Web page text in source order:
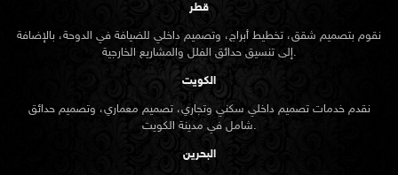
قطر
نقوم بتصميم شقق، تخطيط أبراج، وتصميم داخلي للضيافة في الدوحة، بالإضافة
إلى تنسيق حدائق الفلل والمشاريع الخارجية.
الكويت
نقدم خدمات تصميم داخلي سكني وتجاري، تصميم معماري، وتصميم حدائق
شامل في مدينة الكويت.
البحرين